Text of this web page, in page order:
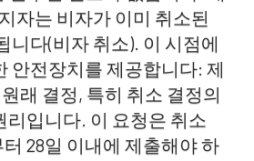
자는 비자가 이미 취소된
니다(비자 취소). 이 시점에
안전장치를 제공합니다: 제
래 결정, 특히 취소 결정의
리입니다. 이 요청은 취소
28일 이내에 제출해야 하